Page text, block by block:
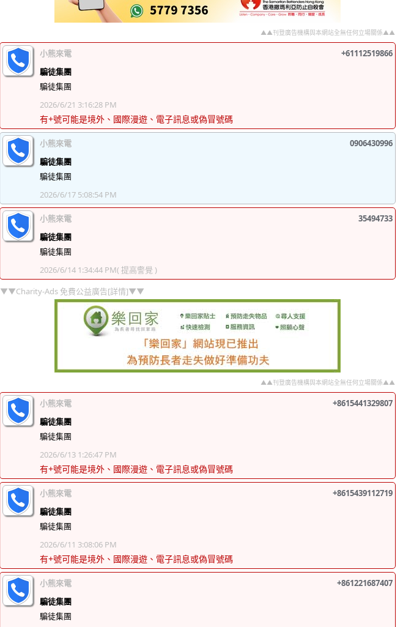
▲▲刊登廣告機構與本網站全無任何立場關係▲▲
小熊來電
+61112519866
騙徒集團
騙徒集團
2026/6/21 3:16:28 PM
有+號可能是境外、國際漫遊、電子訊息或偽冒號碼
小熊來電
0906430996
騙徒集團
騙徒集團
2026/6/17 5:08:54 PM
小熊來電
35494733
騙徒集團
騙徒集團
2026/6/14 1:34:44 PM( 提高警覺 )
▼▼Charity-Ads 免費公益廣告[詳情]▼▼
▲▲刊登廣告機構與本網站全無任何立場關係▲▲
小熊來電
+8615441329807
騙徒集團
騙徒集團
2026/6/13 1:26:47 PM
有+號可能是境外、國際漫遊、電子訊息或偽冒號碼
小熊來電
+8615439112719
騙徒集團
騙徒集團
2026/6/11 3:08:06 PM
有+號可能是境外、國際漫遊、電子訊息或偽冒號碼
小熊來電
+861221687407
騙徒集團
騙徒集團